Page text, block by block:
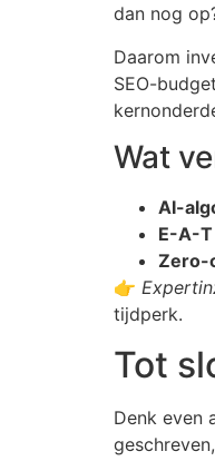
dan nog
Daarom
SEO-
Wat
AI-
E-A-
Zero-
👉
tijdperk.
Tot
Denk even